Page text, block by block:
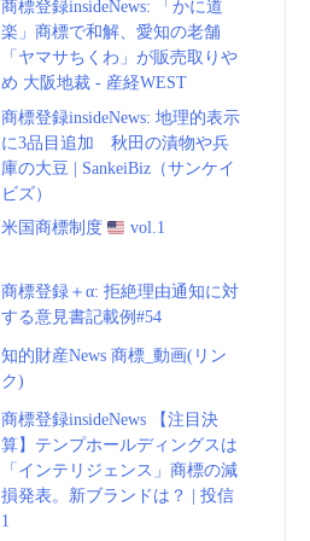
商標登録insideNews: 「かに道
楽」商標で和解、愛知の老舗
「ヤマサちくわ」が販売取りや
め 大阪地裁 - 産経WEST
商標登録insideNews: 地理的表示
に3品目追加 秋田の漬物や兵
庫の大豆 | SankeiBiz（サンケイ
ビズ）
米国商標制度
vol.1
商標登録＋α: 拒絶理由通知に対
する意見書記載例#54
知的財産News 商標_動画(リン
ク)
商標登録insideNews 【注目決
算】テンプホールディングスは
「インテリジェンス」商標の減
損発表。新ブランドは？ | 投信
1